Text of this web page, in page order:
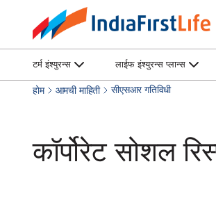
टर्म इंश्युरन्स लाईफ इंश्युरन्स प्लान्स
होम आमची माहिती सीएसआर गतिविधी
कॉर्पोरेट सोशल